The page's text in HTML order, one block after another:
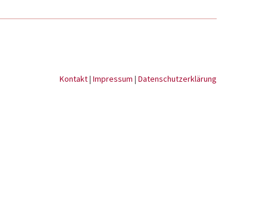
Kontakt| Impressum | Datenschutzerklärung